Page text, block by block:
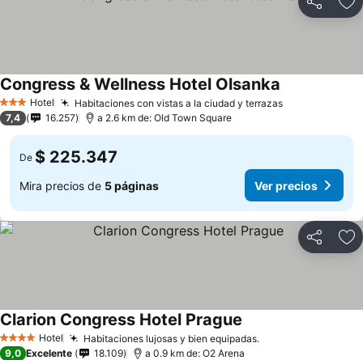
Compartir
3 Estrellas
Hotel Habitaciones con vistas a la ciudad y terrazasVer precios
Congress & Wellness Hotel Olsanka
7,4 16.257 a 2.6 km de: Old Town Square
De $ 225.347
Mira precios de 5 páginas Ver precios
Compartir
4 EstrellasHotel Habitaciones lujosas y bien equipadas.Ver precios
Clarion Congress Hotel Prague
9,0 Excelente 18.109 a 0.9 km de: O2 Arena